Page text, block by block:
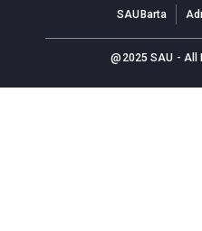
SAUBarta
@2025 SAU - All